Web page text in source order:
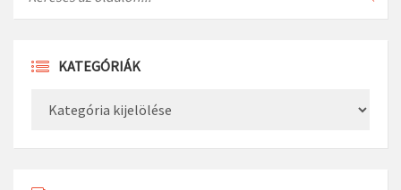
KATEGÓRIÁK